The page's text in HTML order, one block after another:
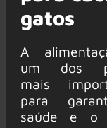
gatos
A
um dos
mais
para
saúde e o